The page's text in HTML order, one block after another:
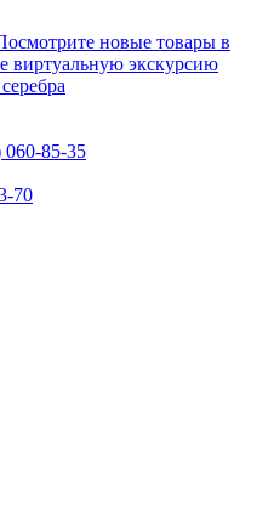
новые товары в
виртуальную экскурсию
060-85-35
70